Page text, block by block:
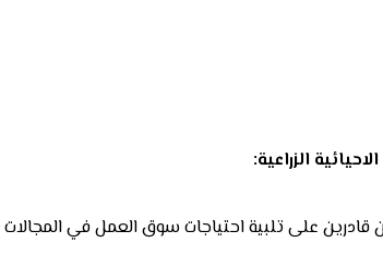
الزراعية:
على تلبية احتياجات سوق العمل في المجالات